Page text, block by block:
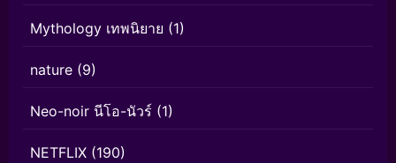
Mythology เทพนิยาย (1)
nature (9)
Neo-noir นีโอ-นัวร์ (1)
NETFLIX (190)